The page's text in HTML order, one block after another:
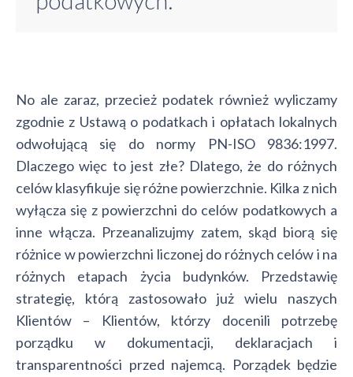
No ale zaraz, przecież podatek również wyliczamy
zgodnie z Ustawą o podatkach i opłatach lokalnych
odwołującą się do normy PN-ISO 9836:1997.
Dlaczego więc to jest złe? Dlatego, że do różnych
celów klasyfikuje się różne powierzchnie. Kilka z nich
wyłącza się z powierzchni do celów podatkowych a
inne włącza. Przeanalizujmy zatem, skąd biorą się
różnice w powierzchni liczonej do różnych celów i na
różnych etapach życia budynków. Przedstawię
strategię, którą zastosowało już wielu naszych
Klientów – Klientów, którzy docenili potrzebę
porządku w dokumentacji, deklaracjach i
transparentności przed najemcą. Porządek będzie